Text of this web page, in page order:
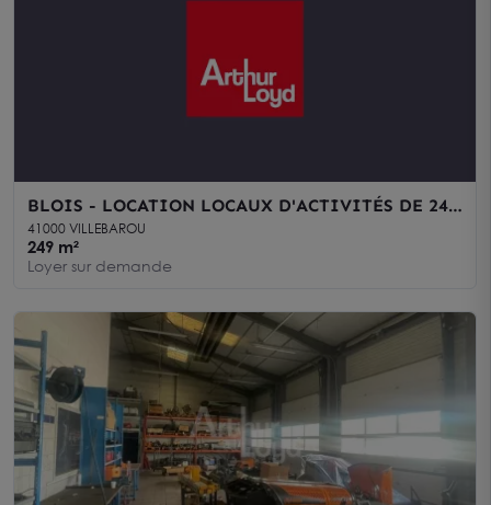
BLOIS - LOCATION LOCAUX D'ACTIVITÉS DE 249
- 294 ET 354 M² - PARC D'ACTIVITES BLOIS
NORD-VILLEBAROU
41000 VILLEBAROU
249 m²
Loyer sur demande